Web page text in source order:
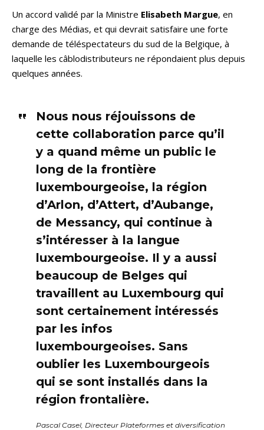
Un accord validé par la Ministre Elisabeth Margue, en
charge des Médias, et qui devrait satisfaire une forte
demande de téléspectateurs du sud de la Belgique, à
laquelle les câblodistributeurs ne répondaient plus depuis
quelques années.
Nous nous réjouissons de
cette collaboration parce qu’il
y a quand même un public le
long de la frontière
luxembourgeoise, la région
d’Arlon, d’Attert, d’Aubange,
de Messancy, qui continue à
s’intéresser à la langue
luxembourgeoise. Il y a aussi
beaucoup de Belges qui
travaillent au Luxembourg qui
sont certainement intéressés
par les infos
luxembourgeoises. Sans
oublier les Luxembourgeois
qui se sont installés dans la
région frontalière.
Pascal Casel, Directeur Plateformes et diversification